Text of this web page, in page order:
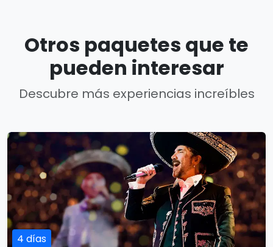
Otros paquetes que te
pueden interesar
Descubre más experiencias increíbles
4 días